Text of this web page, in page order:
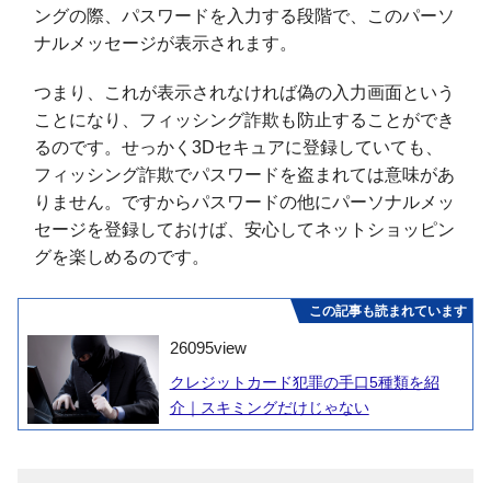
ングの際、パスワードを入力する段階で、このパーソ
ナルメッセージが表示されます。
つまり、これが表示されなければ偽の入力画面という
ことになり、フィッシング詐欺も防止することができ
るのです。せっかく3Dセキュアに登録していても、
フィッシング詐欺でパスワードを盗まれては意味があ
りません。ですからパスワードの他にパーソナルメッ
セージを登録しておけば、安心してネットショッピン
グを楽しめるのです。
この記事も読まれています
26095view
クレジットカード犯罪の手口5種類を紹
介｜スキミングだけじゃない